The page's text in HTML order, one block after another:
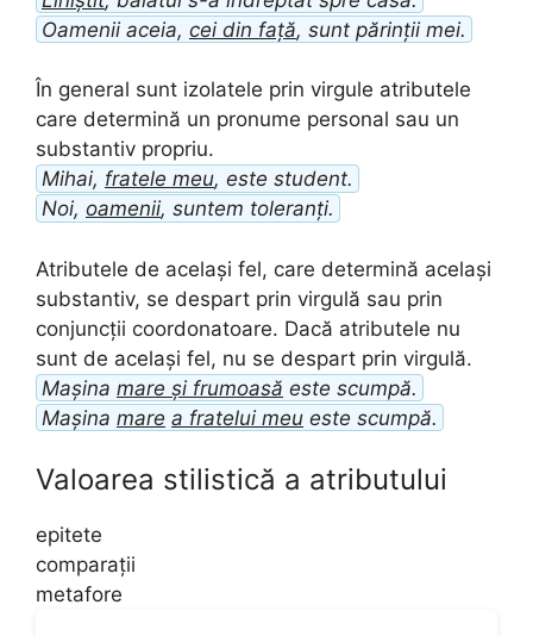
Oamenii aceia, cei din față, sunt părinții mei.
În general sunt izolatele prin virgule atributele
care determină un pronume personal sau un
substantiv propriu.
Mihai, fratele meu, este student.
Noi, oamenii, suntem toleranți.
Atributele de același fel, care determină același
substantiv, se despart prin virgulă sau prin
conjuncții coordonatoare. Dacă atributele nu
sunt de același fel, nu se despart prin virgulă.
Mașina mare și frumoasă este scumpă.
Mașina mare a fratelui meu este scumpă.
Valoarea stilistică a atributului
epitete
comparații
metafore